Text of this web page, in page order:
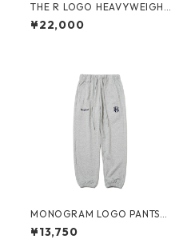
THE R LOGO HEAVYWEIGHT
SETUP (BLACK)
¥22,000
MONOGRAM LOGO PANTS
(HEATHER GREY)
¥13,750